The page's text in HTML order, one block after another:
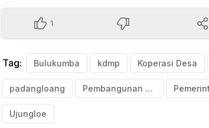
1
Tag: Bulukumba kdmp Koperasi Desa
padangloang Pembangunan Desa
Ujungloe